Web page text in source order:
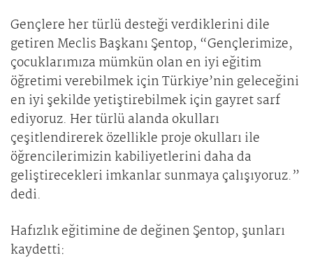
Gençlere her türlü desteği verdiklerini dile
getiren Meclis Başkanı Şentop, “Gençlerimize,
çocuklarımıza mümkün olan en iyi eğitim
öğretimi verebilmek için Türkiye’nin geleceğini
en iyi şekilde yetiştirebilmek için gayret sarf
ediyoruz. Her türlü alanda okulları
çeşitlendirerek özellikle proje okulları ile
öğrencilerimizin kabiliyetlerini daha da
geliştirecekleri imkanlar sunmaya çalışıyoruz.”
dedi.
Hafızlık eğitimine de değinen Şentop, şunları
kaydetti: